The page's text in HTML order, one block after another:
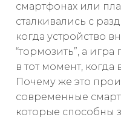
смартфонах или
сталкивались с
когда устройство
“тормозить”, а
в тот момент,
Почему же это
современные
которые способны